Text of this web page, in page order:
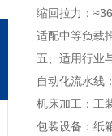
缩回拉力：
适配中等负载
五、适用行业
自动化流水线
机床加工：工
包装设备：纸